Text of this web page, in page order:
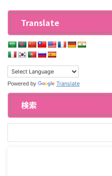
Translate
Powered by Translate
検索